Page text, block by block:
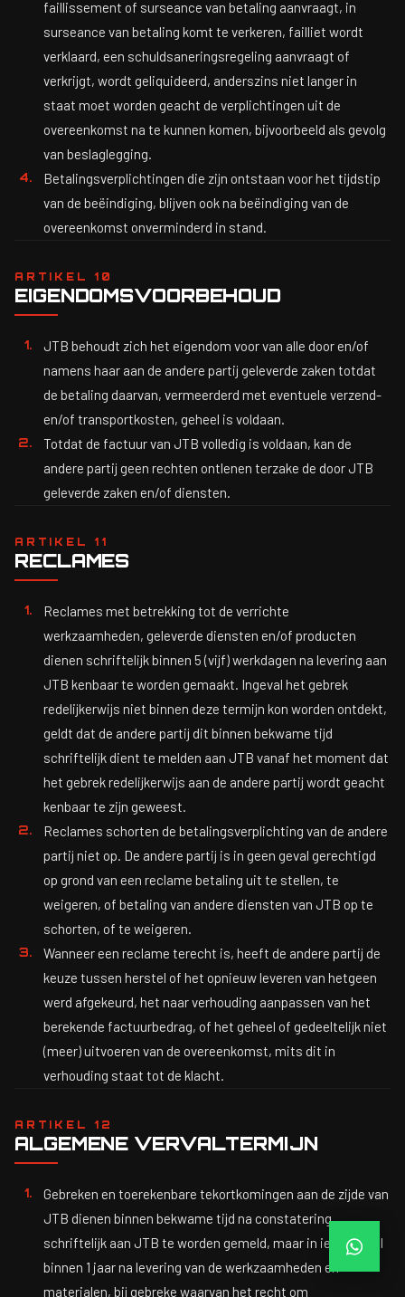
faillissement of surseance van betaling aanvraagt, in
surseance van betaling komt te verkeren, failliet wordt
verklaard, een schuldsaneringsregeling aanvraagt of
verkrijgt, wordt geliquideerd, anderszins niet langer in
staat moet worden geacht de verplichtingen uit de
overeenkomst na te kunnen komen, bijvoorbeeld als gevolg
van beslaglegging.
Betalingsverplichtingen die zijn ontstaan voor het tijdstip
van de beëindiging, blijven ook na beëindiging van de
overeenkomst onverminderd in stand.
ARTIKEL 10
EIGENDOMSVOORBEHOUD
JTB behoudt zich het eigendom voor van alle door en/of
namens haar aan de andere partij geleverde zaken totdat
de betaling daarvan, vermeerderd met eventuele verzend-
en/of transportkosten, geheel is voldaan.
Totdat de factuur van JTB volledig is voldaan, kan de
andere partij geen rechten ontlenen terzake de door JTB
geleverde zaken en/of diensten.
ARTIKEL 11
RECLAMES
Reclames met betrekking tot de verrichte
werkzaamheden, geleverde diensten en/of producten
dienen schriftelijk binnen 5 (vijf) werkdagen na levering aan
JTB kenbaar te worden gemaakt. Ingeval het gebrek
redelijkerwijs niet binnen deze termijn kon worden ontdekt,
geldt dat de andere partij dit binnen bekwame tijd
schriftelijk dient te melden aan JTB vanaf het moment dat
het gebrek redelijkerwijs aan de andere partij wordt geacht
kenbaar te zijn geweest.
Reclames schorten de betalingsverplichting van de andere
partij niet op. De andere partij is in geen geval gerechtigd
op grond van een reclame betaling uit te stellen, te
weigeren, of betaling van andere diensten van JTB op te
schorten, of te weigeren.
Wanneer een reclame terecht is, heeft de andere partij de
keuze tussen herstel of het opnieuw leveren van hetgeen
werd afgekeurd, het naar verhouding aanpassen van het
berekende factuurbedrag, of het geheel of gedeeltelijk niet
(meer) uitvoeren van de overeenkomst, mits dit in
verhouding staat tot de klacht.
ARTIKEL 12
ALGEMENE VERVALTERMIJN
Gebreken en toerekenbare tekortkomingen aan de zijde van
JTB dienen binnen bekwame tijd na constatering
schriftelijk aan JTB te worden gemeld, maar in ieder geval
binnen 1 jaar na levering van de werkzaamheden en
materialen, bij gebreke waarvan het recht om